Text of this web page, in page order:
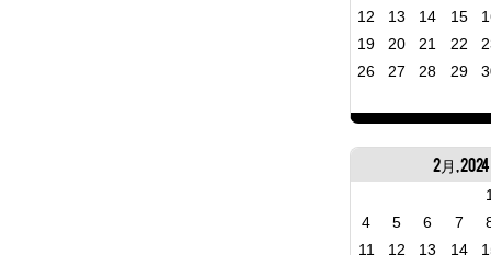
12
13 14 15
19
20 21 22
26
27 28 29
2月, 2024
4
5 6 7
11
12 13 14